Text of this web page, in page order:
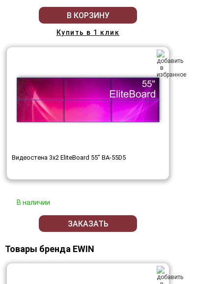
В КОРЗИНУ
Купить в 1 клик
Видеостена 3x2 EliteBoard 55" BA-55D5
В наличии
ЗАКАЗАТЬ
Товары бренда EWIN